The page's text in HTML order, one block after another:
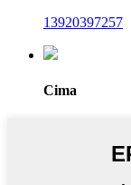
13920397257
Cima